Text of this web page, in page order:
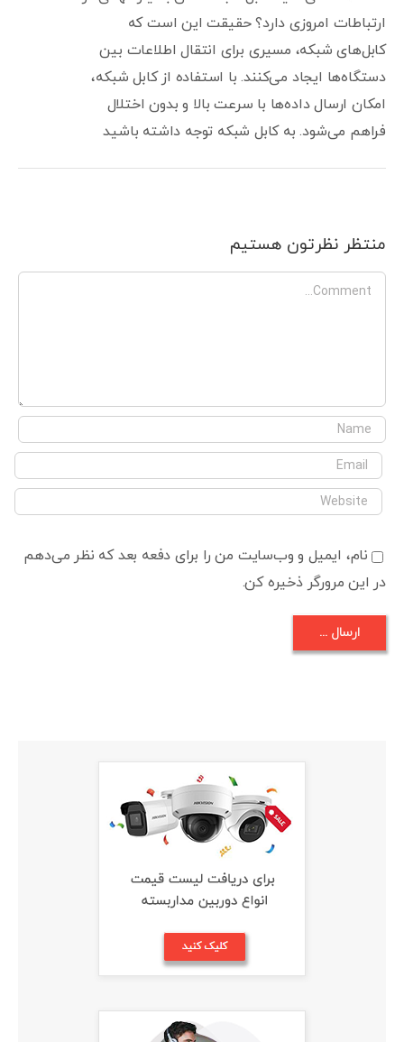
ارتباطات امروزی دارد؟ حقیقت این است که
کابل‌های شبکه، مسیری برای انتقال اطلاعات بین
دستگاه‌ها ایجاد می‌کنند. با استفاده از کابل شبکه،
امکان ارسال داده‌ها با سرعت بالا و بدون اختلال
فراهم می‌شود. به کابل شبکه توجه داشته باشید
منتظر نظرتون هستیم
Comment
نام، ایمیل و وب‌سایت من را برای دفعه بعد که نظر می‌دهم
در این مرورگر ذخیره کن.